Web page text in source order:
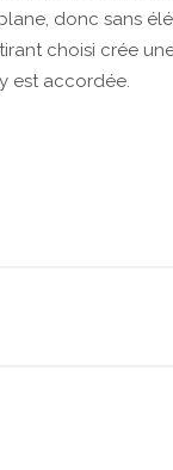
donc sans
choisi crée
est accordée.